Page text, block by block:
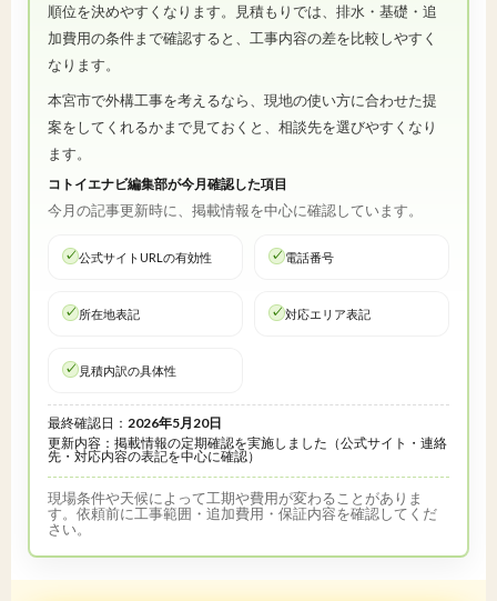
順位を決めやすくなります。見積もりでは、排水・基礎・追
加費用の条件まで確認すると、工事内容の差を比較しやすく
なります。
本宮市で外構工事を考えるなら、現地の使い方に合わせた提
案をしてくれるかまで見ておくと、相談先を選びやすくなり
ます。
コトイエナビ編集部が今月確認した項目
今月の記事更新時に、掲載情報を中心に確認しています。
公式サイトURLの有効性 電話番号
所在地表記 対応エリア表記
見積内訳の具体性
最終確認日： 2026年5月20日
更新内容：掲載情報の定期確認を実施しました（公式サイト・連絡
先・対応内容の表記を中心に確認）
現場条件や天候によって工期や費用が変わることがありま
す。依頼前に工事範囲・追加費用・保証内容を確認してくだ
さい。